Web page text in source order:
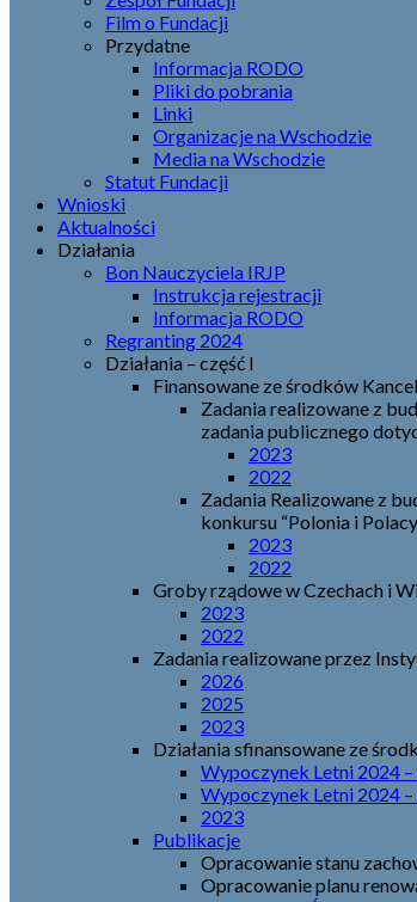
Film o Fundacji
Przydatne
Informacja RODO
Pliki do pobrania
Linki
Organizacje na Wschodzie
Media na Wschodzie
Statut Fundacji
Wnioski
Aktualności
Działania
Bon Nauczyciela IRJP
Instrukcja rejestracji
Informacja RODO
Regranting 2024
Działania – część I
Finansowane ze środków
Zadania realizowane z
zadania publicznego
2023
2022
Zadania Realizowane z
konkursu “Polonia i
2023
2022
Groby rządowe w Czechach i
2023
2022
Zadania realizowane przez
2026
2025
2023
Działania sfinansowane ze
Wypoczynek Letni 2024 –
Wypoczynek Letni 2024 –
2023
Publikacje
Opracowanie stanu
Opracowanie planu